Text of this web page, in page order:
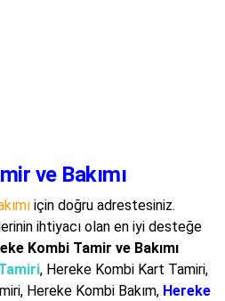
ve Bakımı
için doğru adrestesiniz.
ihtiyacı olan en iyi desteğe
Kombi Tamir ve Bakımı
, Hereke Kombi Kart Tamiri,
Hereke Kombi Bakım, Hereke